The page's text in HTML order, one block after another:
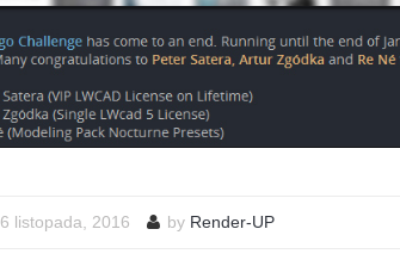
6 listopada, 2016 by Render-UP